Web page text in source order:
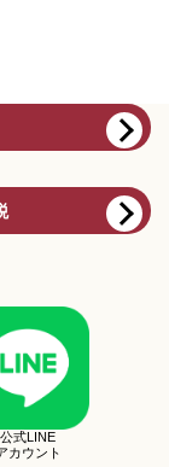
公式LINE
カウント